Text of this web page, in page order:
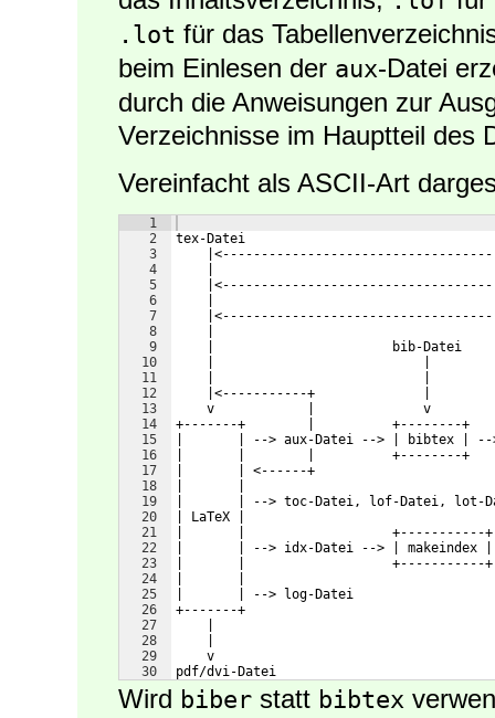
.lot für das
beim Einlesen der aux-Datei
durch die Anweisungen zur
Verzeichnisse im Hauptteil des
Vereinfacht als ASCII-Art
1
2
3
4
5
6
7
8
9
10
11
12
13
14
15
16
17
18
19
20
21
22
23
24
25
26
27
28
29
30
tex-Datei
|                       bib-Datei
|<-----------+              |
v            |              v
+-------+        |          +--------+
|       | --> aux-Datei --> | bibtex |
|       |        |          +--------+
|       | <------+
|       | --> toc-Datei, lof-Datei, lot-
| LaTeX |
|       |
|       | --> idx-Datei --> | makeindex
|       |                   +-----------+
|       | --> log-Datei
+-------+
    v
pdf/dvi-Datei
Wird biber statt bibtex